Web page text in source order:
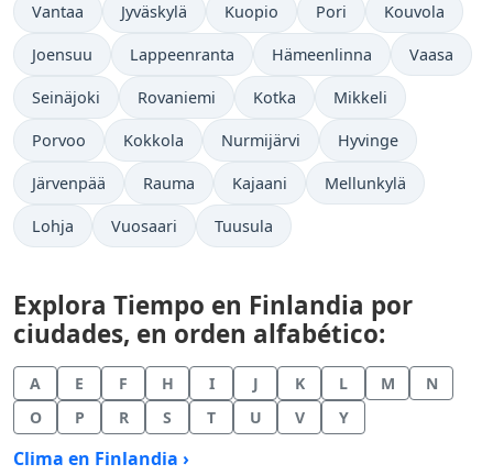
Vantaa Jyväskylä Kuopio Pori Kouvola
Joensuu Lappeenranta Hämeenlinna Vaasa
Seinäjoki Rovaniemi Kotka Mikkeli
Porvoo Kokkola Nurmijärvi Hyvinge
Järvenpää Rauma Kajaani Mellunkylä
Lohja Vuosaari Tuusula
Explora Tiempo en Finlandia por
ciudades, en orden alfabético:
A E F H I J K L M
N
O
P R S T U V Y
Clima en Finlandia ›